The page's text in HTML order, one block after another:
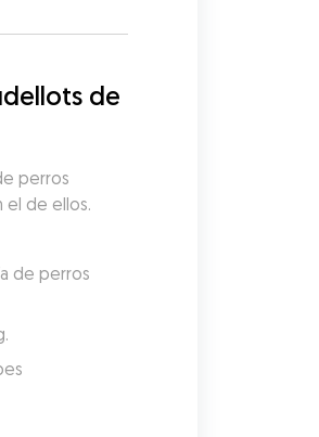
de
perros
el de ellos.
de perros